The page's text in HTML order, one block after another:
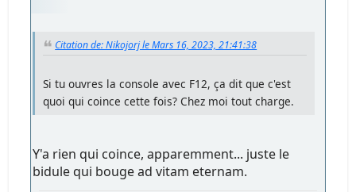
Citation de: Nikojorj le Mars 16, 2023, 21:41:38
Si tu ouvres la console avec F12, ça dit que c'est
quoi qui coince cette fois? Chez moi tout charge.
Y'a rien qui coince, apparemment... juste le
bidule qui bouge ad vitam eternam.